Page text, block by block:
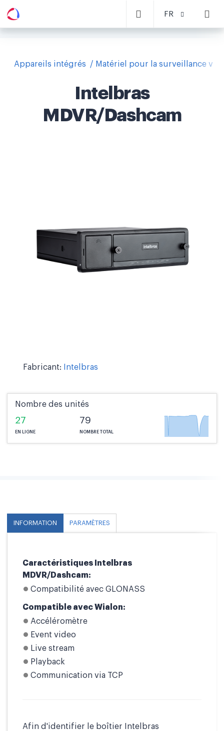
FR
Appareils intégrés Matériel pour la surveillance
Intelbras
MDVR/Dashcam
Fabricant: Intelbras
Nombre des unités
27
EN LIGNE
79
NOMBRE TOTAL
INFORMATION PARAMÈTRES
Caractéristiques Intelbras
MDVR/Dashcam:
Compatibilité avec GLONASS
Compatible avec Wialon:
Accéléromètre
Event video
Live stream
Playback
Communication via TCP
Afin d'identifier le boîtier Intelbras